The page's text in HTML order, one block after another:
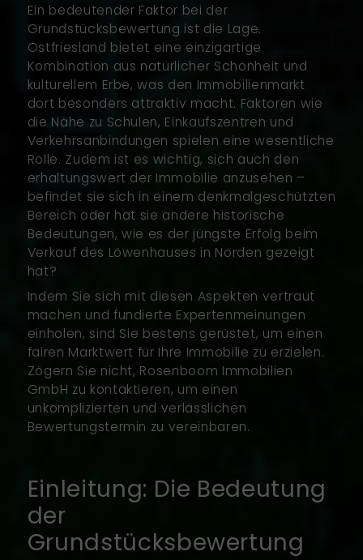
Ein bedeutender Faktor bei der
Grundstücksbewertung ist die Lage.
Ostfriesland bietet eine einzigartige
Kombination aus natürlicher Schönheit und
kulturellem Erbe, was den Immobilienmarkt
dort besonders attraktiv macht. Faktoren wie
die Nähe zu Schulen, Einkaufszentren und
Verkehrsanbindungen spielen eine wesentliche
Rolle. Zudem ist es wichtig, sich auch den
erhaltungswert der Immobilie anzusehen –
befindet sie sich in einem denkmalgeschützten
Bereich oder hat sie andere historische
Bedeutungen, wie es der jüngste Erfolg beim
Verkauf des Löwenhauses in Norden gezeigt
hat?
Indem Sie sich mit diesen Aspekten vertraut
machen und fundierte Expertenmeinungen
einholen, sind Sie bestens gerüstet, um einen
fairen Marktwert für Ihre Immobilie zu erzielen.
Zögern Sie nicht, Rosenboom Immobilien
GmbH zu kontaktieren, um einen
unkomplizierten und verlässlichen
Bewertungstermin zu vereinbaren.
Einleitung: Die Bedeutung
der
Grundstücksbewertung